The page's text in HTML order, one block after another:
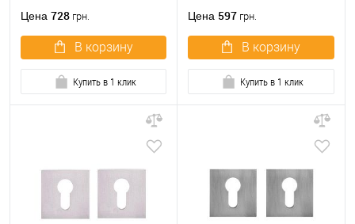
Цена 728 грн.
В корзину
Купить в 1 клик
Цена 597 грн.
В корзину
Купить в 1 клик